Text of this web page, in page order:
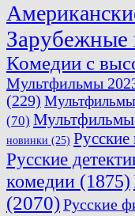
Зарубежные
Комедии с
Мультфильмы
(229)
(70) Мультфильмы
новинки (25)
Русские
комедии (1875)
(2070)Русские